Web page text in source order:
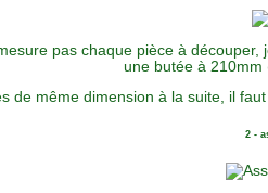
pas chaque pièce à
une butée à
de même dimension à la suite, il
2 -